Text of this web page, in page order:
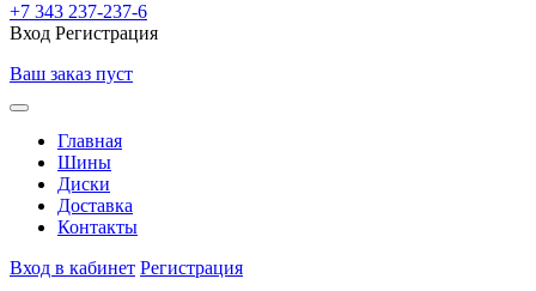
+7 343 237-237-6
Вход Регистрация
Ваш заказ пуст
Главная
Шины
Диски
Доставка
Контакты
Вход в кабинет Регистрация